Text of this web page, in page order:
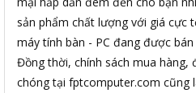
sản phẩm chất lượng với giá cực
máy tính bàn - PC đang được
Đồng thời, chính sách mua hàng,
chóng tại fptcomputer.com cũng